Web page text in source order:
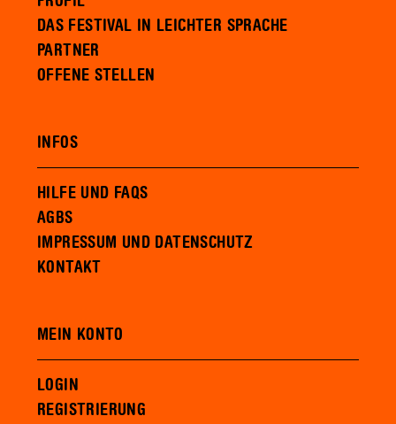
DAS FESTIVAL IN LEICHTER SPRACHE
PARTNER
OFFENE STELLEN
INFOS
HILFE UND FAQS
AGBS
IMPRESSUM UND DATENSCHUTZ
KONTAKT
MEIN KONTO
LOGIN
REGISTRIERUNG